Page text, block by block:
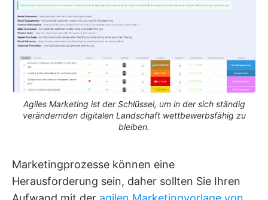
Agiles Marketing ist der Schlüssel, um in der sich ständig
verändernden digitalen Landschaft wettbewerbsfähig zu
bleiben.
Marketingprozesse können eine
Herausforderung sein, daher sollten Sie Ihren